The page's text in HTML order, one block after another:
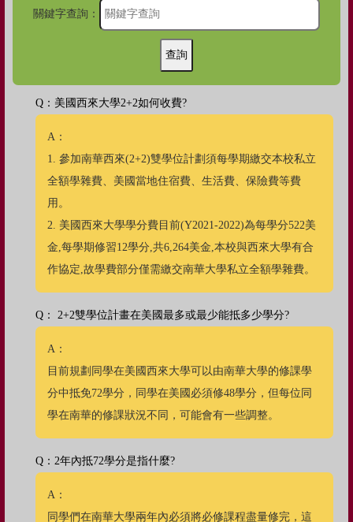
關鍵字查詢：
Q：美國西來大學2+2如何收費?
A：
1. 參加南華西來(2+2)雙學位計劃須每學期繳交本校私立
全額學雜費、美國當地住宿費、生活費、保險費等費
用。
2. 美國西來大學學分費目前(Y2021-2022)為每學分522美
金,每學期修習12學分,共6,264美金,本校與西來大學有合
作協定,故學費部分僅需繳交南華大學私立全額學雜費。
Q： 2+2雙學位計畫在美國最多或最少能抵多少學分?
A：
目前規劃同學在美國西來大學可以由南華大學的修課學
分中抵免72學分，同學在美國必須修48學分，但每位同
學在南華的修課狀況不同，可能會有一些調整。
Q：2年內抵72學分是指什麼?
A：
同學們在南華大學兩年內必須將必修課程盡量修完，這